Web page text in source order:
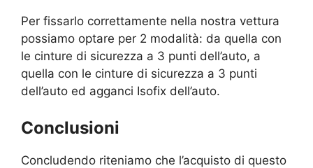
Per fissarlo correttamente nella nostra vettura
possiamo optare per 2 modalità: da quella con
le cinture di sicurezza a 3 punti dell’auto, a
quella con le cinture di sicurezza a 3 punti
dell’auto ed agganci Isofix dell’auto.
Conclusioni
Concludendo riteniamo che l’acquisto di questo